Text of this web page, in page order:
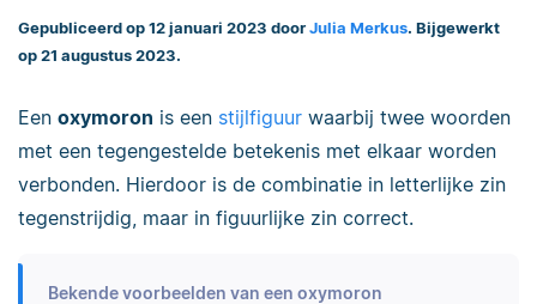
Gepubliceerd op 12 januari 2023 door Julia Merkus. Bijgewerkt
op 21 augustus 2023.
Een oxymoron is een stijlfiguur waarbij twee woorden
met een tegengestelde betekenis met elkaar worden
verbonden. Hierdoor is de combinatie in letterlijke zin
tegenstrijdig, maar in figuurlijke zin correct.
Bekende voorbeelden van een oxymoron